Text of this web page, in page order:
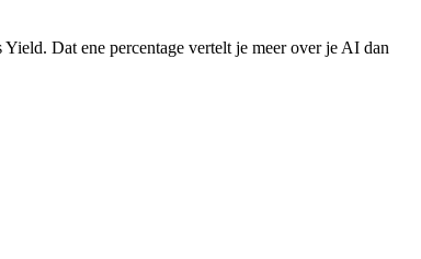
Dat ene percentage vertelt je meer over je AI dan